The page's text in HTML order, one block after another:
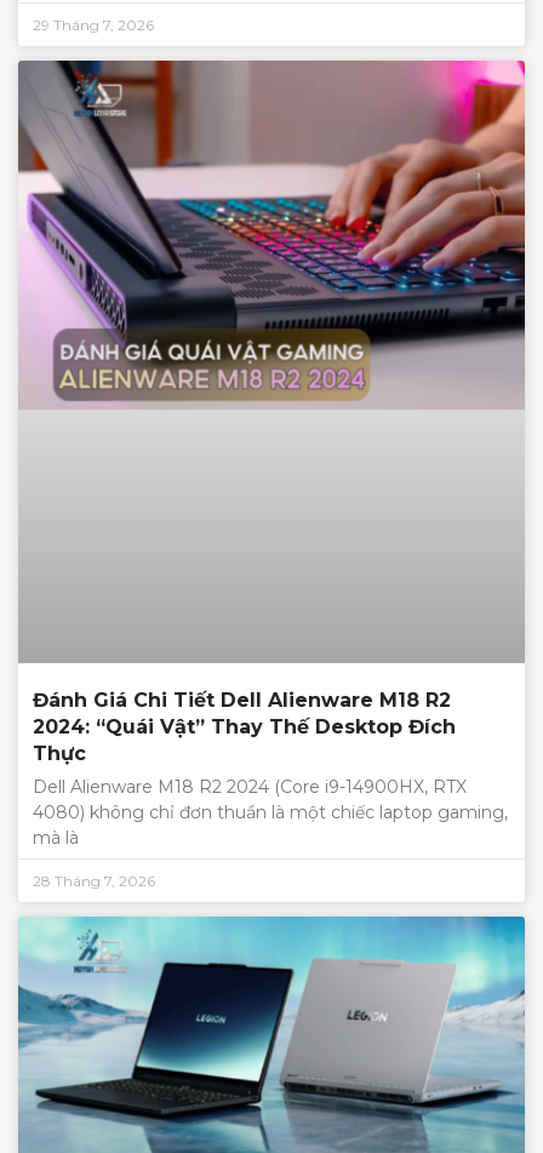
29 Tháng 7, 2026
Đánh Giá Chi Tiết Dell Alienware M18 R2
2024: “Quái Vật” Thay Thế Desktop Đích
Thực
Dell Alienware M18 R2 2024 (Core i9-14900HX, RTX
4080) không chỉ đơn thuần là một chiếc laptop gaming,
mà là
28 Tháng 7, 2026